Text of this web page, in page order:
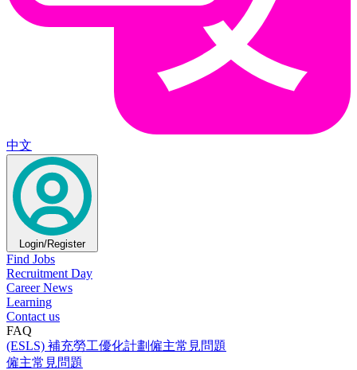
中文
Login/Register
Find Jobs
Recruitment Day
Career News
Learning
Contact us
FAQ
(ESLS) 補充勞工優化計劃僱主常見問題
僱主常見問題